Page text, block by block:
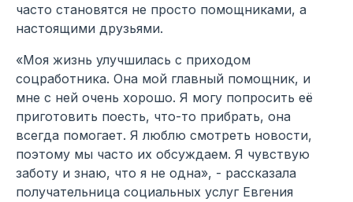
часто становятся не просто помощниками, а
настоящими друзьями.
«Моя жизнь улучшилась с приходом
соцработника. Она мой главный помощник, и
мне с ней очень хорошо. Я могу попросить её
приготовить поесть, что-то прибрать, она
всегда помогает. Я люблю смотреть новости,
поэтому мы часто их обсуждаем. Я чувствую
заботу и знаю, что я не одна», - рассказала
получательница социальных услуг Евгения